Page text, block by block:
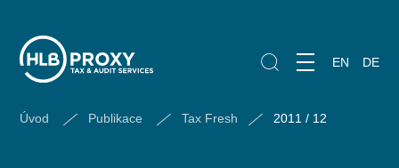
EN DE
Úvod Publikace Tax Fresh 2011 / 12